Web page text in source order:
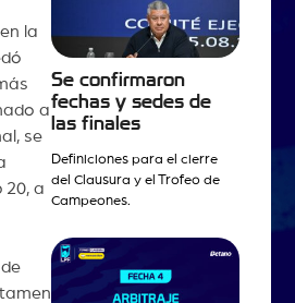
la
a
se
20, a
Se confirmaron
fechas y sedes de
las finales
Definiciones para el cierre
del Clausura y el Trofeo de
Campeones.